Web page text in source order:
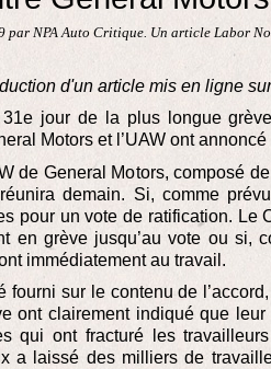
par NPA Auto Critique. Un article Labor
d'un article mis en ligne
jour de la plus longue
Motors et l’UAW ont
de General Motors, composé
demain. Si, comme
pour un vote de ratification. Le
en grève jusqu’au vote ou si,
immédiatement au travail.
fourni sur le contenu de
ont clairement indiqué que
qui ont fracturé les
a laissé des milliers de